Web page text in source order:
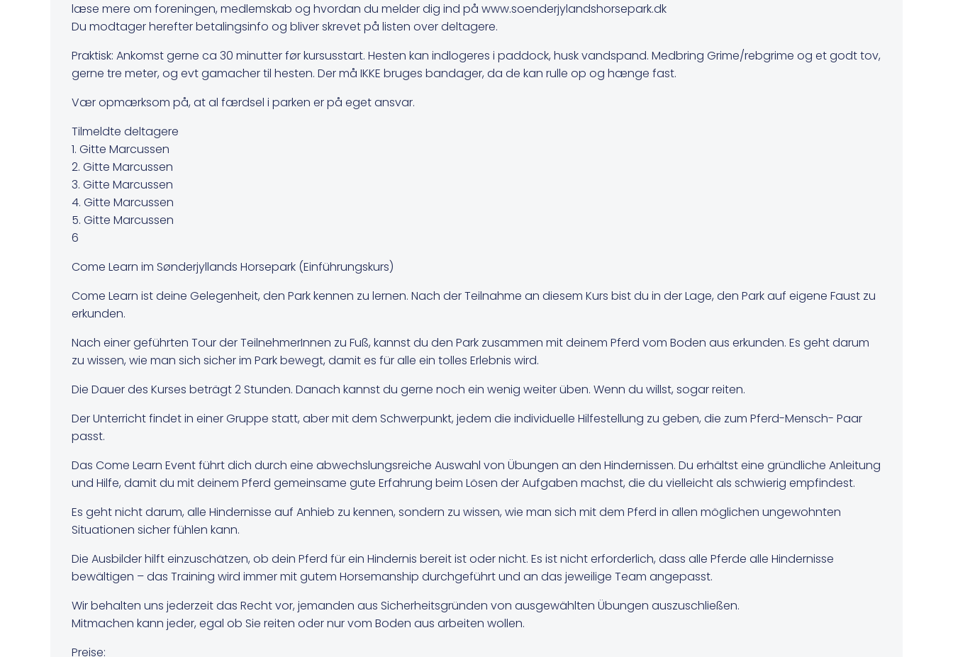
læse mere om foreningen, medlemskab og hvordan du melder dig ind på www.soenderjylandshorsepark.dk
Du modtager herefter betalingsinfo og bliver skrevet på listen over deltagere.
Praktisk: Ankomst gerne ca 30 minutter før kursusstart. Hesten kan indlogeres i paddock, husk vandspand. Medbring Grime/rebgrime og et godt tov,
gerne tre meter, og evt gamacher til hesten. Der må IKKE bruges bandager, da de kan rulle op og hænge fast.
Vær opmærksom på, at al færdsel i parken er på eget ansvar.
Tilmeldte deltagere
1. Gitte Marcussen
2. Gitte Marcussen
3. Gitte Marcussen
4. Gitte Marcussen
5. Gitte Marcussen
6
Come Learn im Sønderjyllands Horsepark (Einführungskurs)
Come Learn ist deine Gelegenheit, den Park kennen zu lernen. Nach der Teilnahme an diesem Kurs bist du in der Lage, den Park auf eigene Faust zu
erkunden.
Nach einer geführten Tour der TeilnehmerInnen zu Fuß, kannst du den Park zusammen mit deinem Pferd vom Boden aus erkunden. Es geht darum
zu wissen, wie man sich sicher im Park bewegt, damit es für alle ein tolles Erlebnis wird.
Die Dauer des Kurses beträgt 2 Stunden. Danach kannst du gerne noch ein wenig weiter üben. Wenn du willst, sogar reiten.
Der Unterricht findet in einer Gruppe statt, aber mit dem Schwerpunkt, jedem die individuelle Hilfestellung zu geben, die zum Pferd-Mensch- Paar
passt.
Das Come Learn Event führt dich durch eine abwechslungsreiche Auswahl von Übungen an den Hindernissen. Du erhältst eine gründliche Anleitung
und Hilfe, damit du mit deinem Pferd gemeinsame gute Erfahrung beim Lösen der Aufgaben machst, die du vielleicht als schwierig empfindest.
Es geht nicht darum, alle Hindernisse auf Anhieb zu kennen, sondern zu wissen, wie man sich mit dem Pferd in allen möglichen ungewohnten
Situationen sicher fühlen kann.
Die Ausbilder hilft einzuschätzen, ob dein Pferd für ein Hindernis bereit ist oder nicht. Es ist nicht erforderlich, dass alle Pferde alle Hindernisse
bewältigen – das Training wird immer mit gutem Horsemanship durchgeführt und an das jeweilige Team angepasst.
Wir behalten uns jederzeit das Recht vor, jemanden aus Sicherheitsgründen von ausgewählten Übungen auszuschließen.
Mitmachen kann jeder, egal ob Sie reiten oder nur vom Boden aus arbeiten wollen.
Preise: